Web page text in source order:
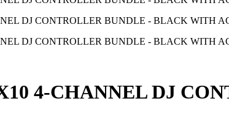
4-CHANNEL DJ